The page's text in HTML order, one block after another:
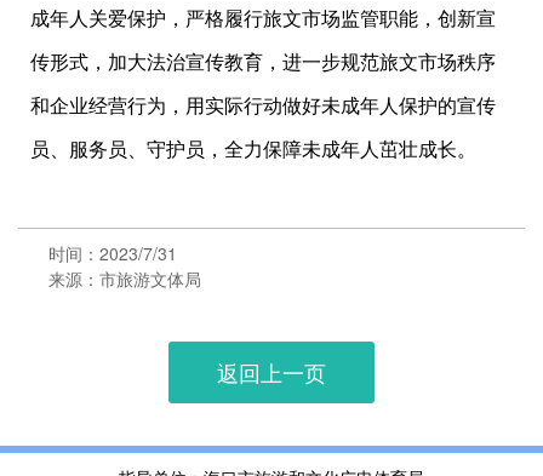
成年人关爱保护，严格履行旅文市场监管职能，创新宣
传形式，加大法治宣传教育，进一步规范旅文市场秩序
和企业经营行为，用实际行动做好未成年人保护的宣传
员、服务员、守护员，全力保障未成年人茁壮成长。
时间：2023/7/31
来源：市旅游文体局
返回上一页